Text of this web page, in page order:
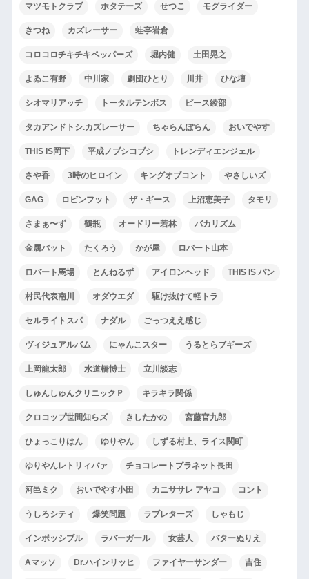
マツモトクラブ ホタテーズ せつこ モグライダー
きつね カズレーサー 蛙亭岩倉
コロコロチキチキペッパーズ 堀内健 土田晃之
よゐこ有野 中川家 劇団ひとり 川井 ひな壇
シオマリアッチ トータルテンボス ピース綾部
タカアンドトシ.カズレーサー ちゃらんぽらん おいでやす
THIS IS岡下 平成ノブシコブシ トレンディエンジェル
さや香 3時のヒロイン キングオブコント やさしいズ
GAG ロビンフット ザ・ギース 上沼恵美子 タモリ
さまぁ〜ず 鶴瓶 オードリー若林 バカリズム
金属バット たくろう かが屋 ロバート山本
ロバート馬場 とんねるず アイロンヘッド THIS IS パン
村民代表南川 オダウエダ 駆け抜けて軽トラ
セルライトスパ ナダル ごっつええ感じ
ヴィジュアルバム にゃんこスター うるとらブギーズ
上岡龍太郎 水道橋博士 立川談志
しゅんしゅんクリニックＰ キラキラ関係
クロコップ世間知らズ きしたかの 宮藤官九郎
ひょっこりはん ゆりやん しずる村上、ライス関町
ゆりやんレトリィバァ チョコレートプラネット長田
河邑ミク おいでやす小田 カニササレ アヤコ コント
うしろシティ 爆笑問題 ラブレターズ しゃもじ
インポッシブル ラバーガール 女芸人 バターぬりえ
Aマッソ Dr.ハインリッヒ ファイヤーサンダー 吉住